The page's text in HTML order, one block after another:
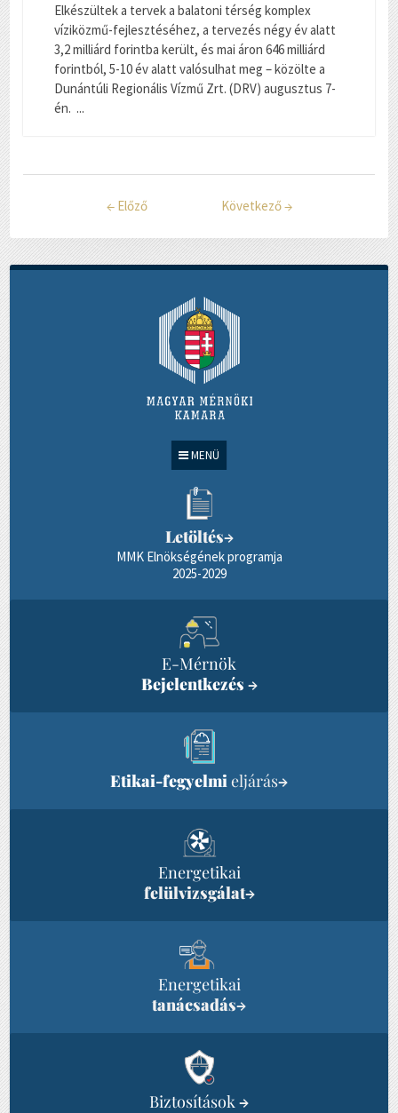
MENÜ
Letöltés→
MMK Elnökségének programja
2025-2029
E-Mérnök
Bejelentkezés →
Etikai-fegyelmieljárás→
Energetikai
felülvizsgálat→
Energetikai
tanácsadás→
Biztosítások→
Elkészültek a tervek a balatoni térség komplex
víziközmű-fejlesztéséhez, a tervezés négy év alatt
3,2 milliárd forintba került, és mai áron 646 milliárd
forintból, 5-10 év alatt valósulhat meg – közölte a
Dunántúli Regionális Vízmű Zrt. (DRV) augusztus 7-
én. ...
← Előző Következő→